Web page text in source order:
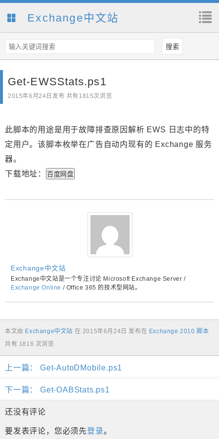
Exchange中文站
Get-EWSStats.ps1
2015年6月24日 发布 共有1815次浏览
此脚本的用途是用于故障排查原因解析 EWS 日志中的特
定用户。该脚本枚举在广告自动内现有的 Exchange 服务
器。
下载地址：
百度网盘
Exchange中文站
Exchange中文站是一个专注讨论 Microsoft Exchange Server /
Exchange Online / Office 365 的技术型网站。
本文由 Exchange中文站 在 2015年6月24日 发布在 Exchange 2010 脚本
共有 1816 次浏览
上一篇： Get-AutoDMobile.ps1
下一篇： Get-OABStats.ps1
还没有评论
要发表评论，您必须先登录。